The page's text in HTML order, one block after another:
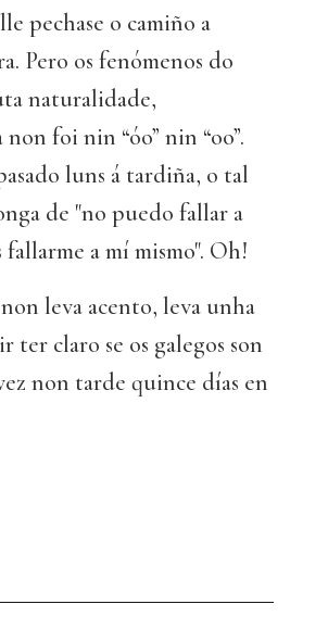
pechase o camiño a
Pero os fenómenos do
naturalidade,
foi nin “óo” nin “oo”.
luns á tardiña, o tal
de "no puedo fallar a
a mí mismo". Oh!
leva acento, leva unha
claro se os galegos son
non tarde quince días en